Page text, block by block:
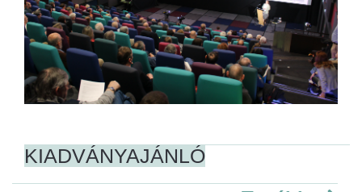
KIADVÁNYAJÁNLÓ